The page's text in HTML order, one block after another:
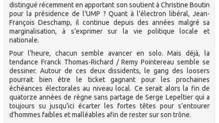
distingué récemment en apportant son soutient à Christine Boutin
pour la présidence de l’UMP ? Quant à l’électron libéral, Jean-
François Deschamp, il continue depuis des années malgré sa
marginalisation, à s’exprimer sur la vie politique locale et
nationale.
Pour l’heure, chacun semble avancer en solo. Mais déjà, la
tendance Franck Thomas-Richard / Remy Pointereau semble se
dessiner. Autour de ces deux dissidents, le gang des loosers
pourrait bien être le ticket gagnant pour les prochaines
échéances électorales au niveau local. Ce serait alors la fin de
quatorze années de règne sans partage de Serge Lepeltier qui a
toujours su jusqu’ici écarter les fortes têtes pour s’entourer
d’hommes faibles et malléables afin de rester sur son trône.